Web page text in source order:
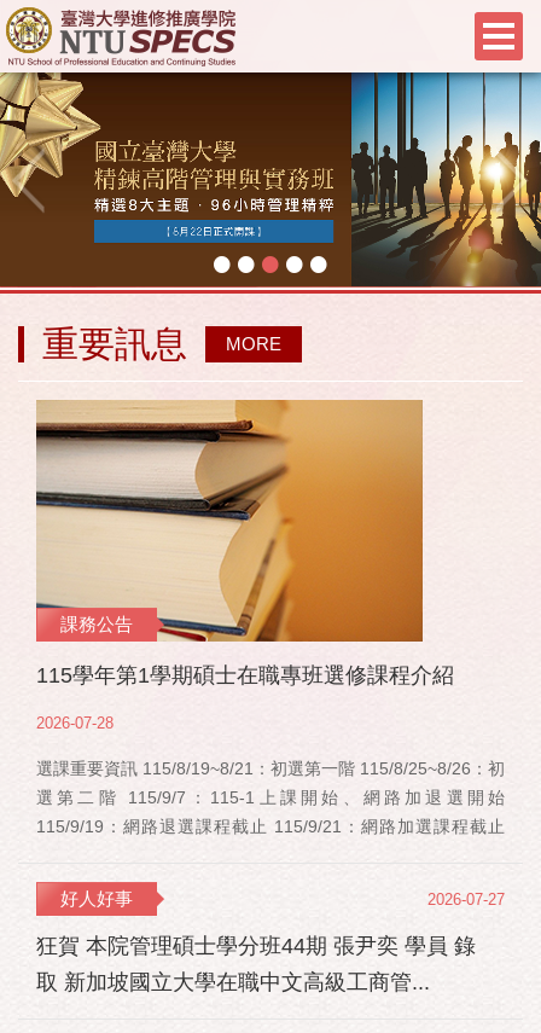
•••••
重要訊息 MORE
課務公告
115學年第1學期碩士在職專班選修課程介紹
2026-07-28
選課重要資訊 115/8/19~8/21：初選第一階 115/8/25~8/26：初
選第二階 115/9/7：115-1上課開始、網路加退選開始
115/9/19：網路退選課程截止 115/9/21：網路加選課程截止
【賽明成老師】 相關連結：週一：大局勢：美...
好人好事
狂賀 本院管理碩士學分班44期 張尹奕 學員 錄
取 新加坡國立大學在職中文高級工商管...
2026-07-27